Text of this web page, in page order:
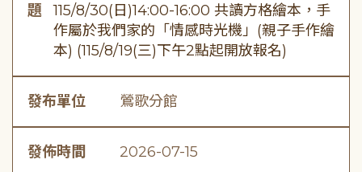
題
115/8/30(日)14:00-16:00 共讀方格繪本，手
作屬於我們家的「情感時光機」(親子手作繪
本) (115/8/19(三)下午2點起開放報名)
發布單位 鶯歌分館
發佈時間 2026-07-15